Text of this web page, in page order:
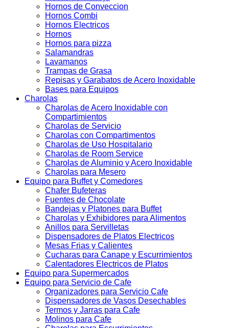
Hornos de Conveccion
Hornos Combi
Hornos Electricos
Hornos
Hornos para pizza
Salamandras
Lavamanos
Trampas de Grasa
Repisas y Garabatos de Acero Inoxidable
Bases para Equipos
Charolas
Charolas de Acero Inoxidable con
Compartimientos
Charolas de Servicio
Charolas con Compartimentos
Charolas de Uso Hospitalario
Charolas de Room Service
Charolas de Aluminio y Acero Inoxidable
Charolas para Mesero
Equipo para Buffet y Comedores
Chafer Bufeteras
Fuentes de Chocolate
Bandejas y Platones para Buffet
Charolas y Exhibidores para Alimentos
Anillos para Servilletas
Dispensadores de Platos Electricos
Mesas Frias y Calientes
Cucharas para Canape y Escurrimientos
Calentadores Electricos de Platos
Equipo para Supermercados
Equipo para Servicio de Cafe
Organizadores para Servicio Cafe
Dispensadores de Vasos Desechables
Termos y Jarras para Cafe
Molinos para Cafe